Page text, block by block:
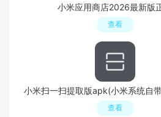
小米应用商店2026最新版
查看
小米扫一扫提取版apk(小米系统自
查看